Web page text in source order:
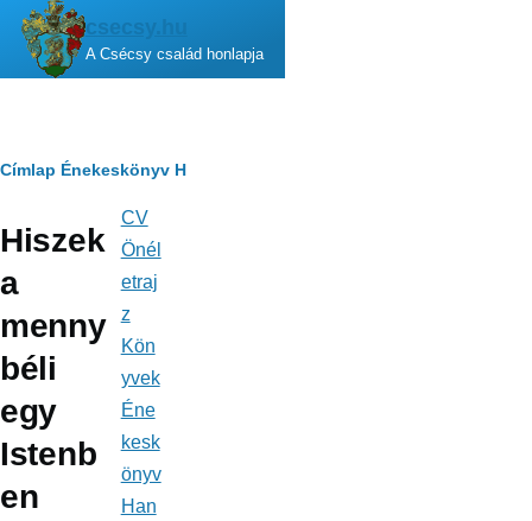
Ugrás a tartalomra
csecsy.hu
A Csécsy család honlapja
Morzsa
Címlap Énekeskönyv H
Hiszek
a
menny
béli
egy
Istenb
en
Fő
navigáció
CV
Önél
etraj
z
Kön
yvek
Éne
kesk
önyv
Han